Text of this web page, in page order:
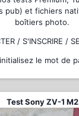
pub) et fichiers
boîtiers photo.
/ S'INSCRIRE /
le mot de
Test Sony ZV-1 M2